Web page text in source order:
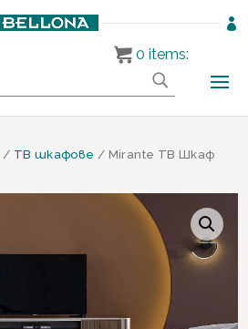

/ ТВ шкафове / Mirante ТВ Шкаф
0 items: